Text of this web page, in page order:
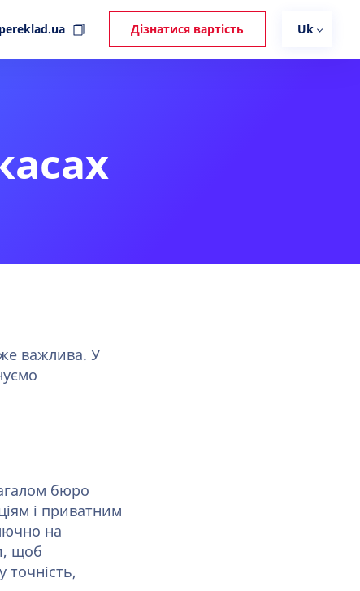
Дізнатися вартість Uk
важлива. У
бюро
і приватним
на
щоб
точність,